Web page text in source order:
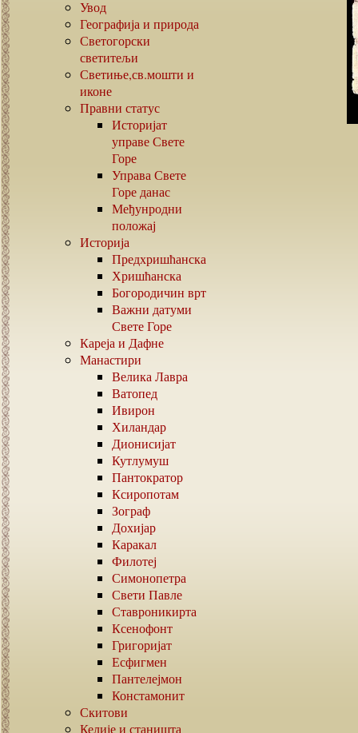
Увод
Географија и природа
Светогорски
светитељи
Светиње,св.мошти и
иконе
Правни статус
Историјат
управе Свете
Горе
Управа Свете
Горе данас
Међунродни
положај
Историја
Предхришћанска
Хришћанска
Богородичин врт
Важни датуми
Свете Горе
Кареја и Дафне
Манастири
Велика Лавра
Ватопед
Ивирон
Хиландар
Дионисијат
Кутлумуш
Пантократор
Ксиропотам
Зограф
Дохијар
Каракал
Филотеј
Симонопетра
Свети Павле
Ставроникирта
Ксенофонт
Григоријат
Есфигмен
Пантелејмон
Констамонит
Скитови
Келије и станишта